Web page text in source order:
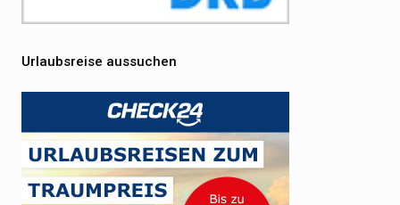
Urlaubsreise aussuchen